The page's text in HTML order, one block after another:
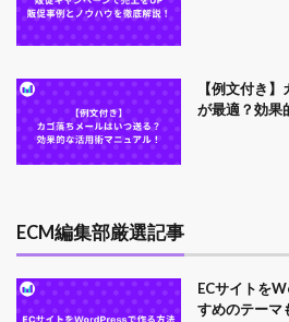
【例文付き
が最適？効果
ECM編集部厳選記事
ECサイトを
すめのテーマ